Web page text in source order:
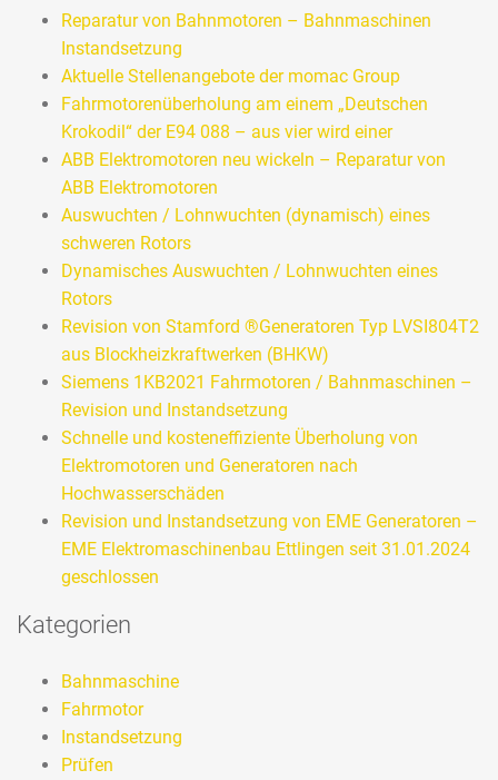
Drehstrommotoren
Neuwicklung von Drehstrommotoren aller Hersteller –
Revision, Reparatur / Instandsetzung von
Drehstrommotoren, Neuwicklung, Neulagerung, alle
mechanischen Reparaturen u.a. an Wellen,
Lagersitzen und Gehäusen
>>> MEHR
Reparatur von Bahnmotoren – Bahnmaschinen
Instandsetzung
Aktuelle Stellenangebote der momac Group
Fahrmotorenüberholung am einem „Deutschen
Krokodil“ der E94 088 – aus vier wird einer
ABB Elektromotoren neu wickeln – Reparatur von
ABB Elektromotoren
Auswuchten / Lohnwuchten (dynamisch) eines
schweren Rotors
Dynamisches Auswuchten / Lohnwuchten eines
Rotors
Revision von Stamford ®Generatoren Typ LVSI804T2
aus Blockheizkraftwerken (BHKW)
Siemens 1KB2021 Fahrmotoren / Bahnmaschinen –
Revision und Instandsetzung
Schnelle und kosteneffiziente Überholung von
Elektromotoren und Generatoren nach
Hochwasserschäden
Revision und Instandsetzung von EME Generatoren –
EME Elektromaschinenbau Ettlingen seit 31.01.2024
geschlossen
Kategorien
Bahnmaschine
Fahrmotor
Instandsetzung
Prüfen